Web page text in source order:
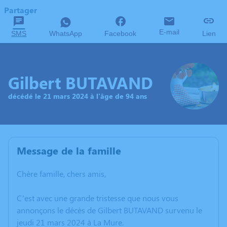
Partager
SMS WhatsApp Facebook E-mail Lien
Gilbert BUTAVAND
décédé le 21 mars 2024 à l'âge de 94 ans
Message de la famille
Chère famille, chers amis,
C’est avec une grande tristesse que nous vous
annonçons le décès de Gilbert BUTAVAND survenu le
jeudi 21 mars 2024 à La Mure.